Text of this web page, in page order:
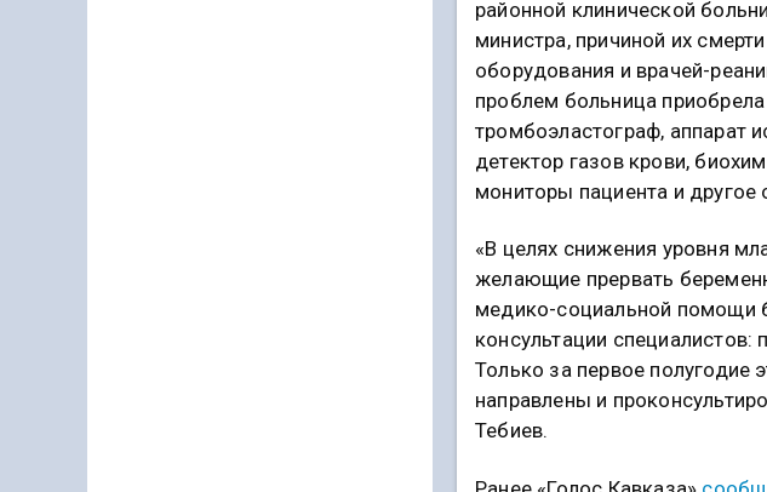
районной клинической
министра, причиной их
оборудования и врачей-
проблем больница
тромбоэластограф, аппарат
детектор газов крови,
мониторы пациента и другое
«В целях снижения уровня
желающие прервать
медико-социальной помощи
консультации специалистов:
Только за первое полугодие
направлены и
Тебиев.